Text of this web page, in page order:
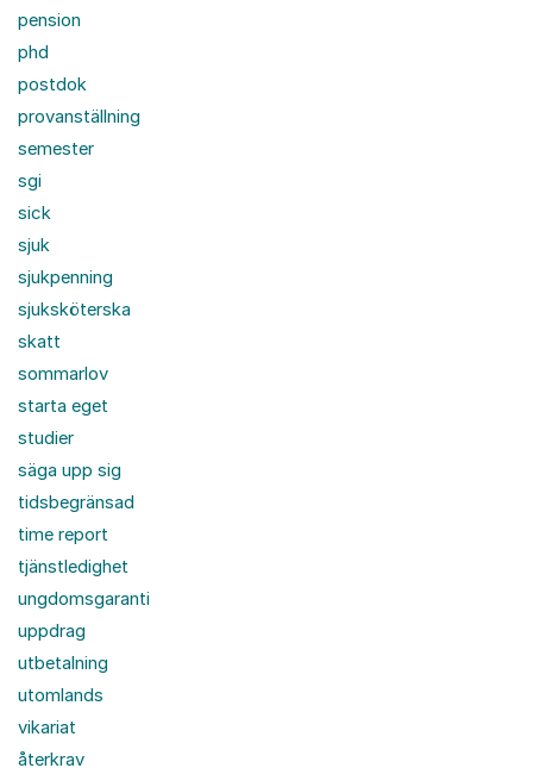
pension
phd
postdok
provanställning
semester
sgi
sick
sjuk
sjukpenning
sjuksköterska
skatt
sommarlov
starta eget
studier
säga upp sig
tidsbegränsad
time report
tjänstledighet
ungdomsgaranti
uppdrag
utbetalning
utomlands
vikariat
återkrav